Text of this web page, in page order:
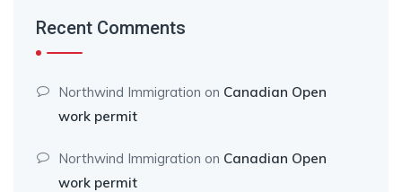
Recent Comments
Northwind Immigration on Canadian Open
work permit
Northwind Immigration on Canadian Open
work permit